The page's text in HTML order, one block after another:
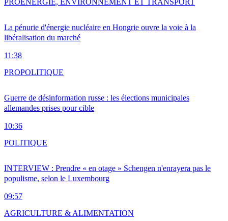
La pénurie d'énergie nucléaire en Hongrie ouvre la voie à la
libéralisation du marché
11:38
PROENERGIE, ENVIRONNEMENT ET TRANSPORT
Guerre de désinformation russe : les élections municipales
allemandes prises pour cible
10:36
PROPOLITIQUE
INTERVIEW : Prendre « en otage » Schengen n'enrayera pas le
populisme, selon le Luxembourg
09:57
POLITIQUE
AGRICULTURE & ALIMENTATION